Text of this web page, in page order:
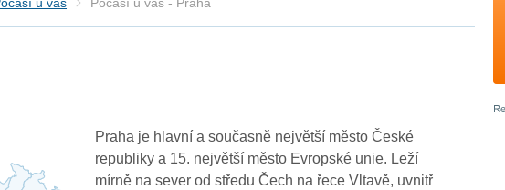
u vás Počasí u vás - Praha
Praha je hlavní a současně největší město České
republiky a 15. největší město Evropské unie. Leží
mírně na sever od středu Čech na řece Vltavě, uvnitř